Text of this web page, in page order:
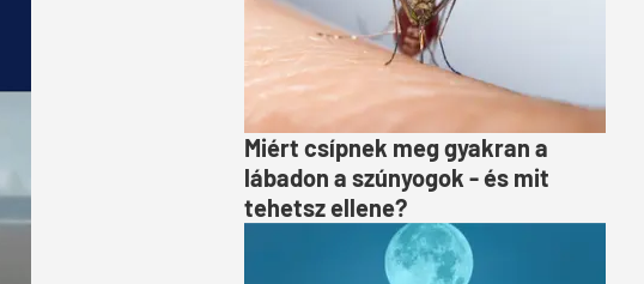
Miért csípnek meg gyakran a
lábadon a szúnyogok - és mit
tehetsz ellene?